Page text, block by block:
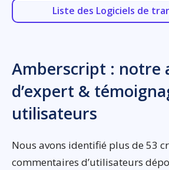
Liste des Logiciels de
Amberscript : notre
d’expert &
utilisateurs
Nous avons identifié plus de 53
commentaires d’utilisateurs